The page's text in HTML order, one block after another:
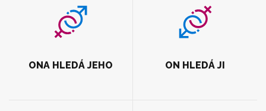
ONA HLEDÁ JEHO ON HLEDÁ JI